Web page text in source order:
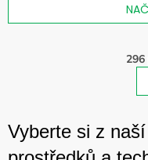
296
Vyberte si z